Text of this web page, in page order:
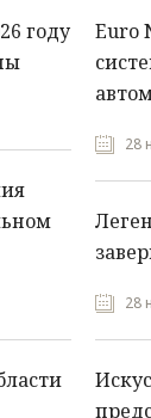
году
Euro
28
28